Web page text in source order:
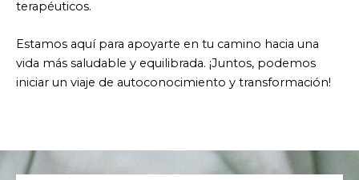
Estamos aquí para apoyarte en tu camino hacia una
vida más saludable y equilibrada. ¡Juntos, podemos
iniciar un viaje de autoconocimiento y transformación!
¿En qué podemos ayudarte?